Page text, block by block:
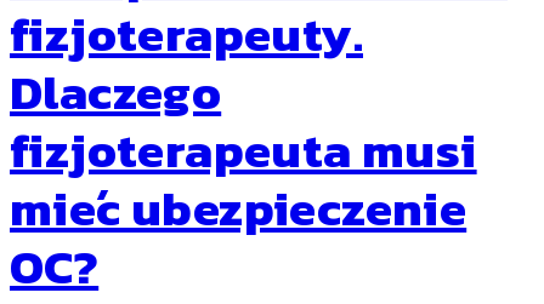
fizjoterapeuty.
Dlaczego
fizjoterapeuta musi
mieć ubezpieczenie
OC?